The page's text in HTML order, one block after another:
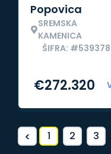
Popovica
SREMSKA
KAMENICA
ŠIFRA: #539378
€272.320
< 1 2 3